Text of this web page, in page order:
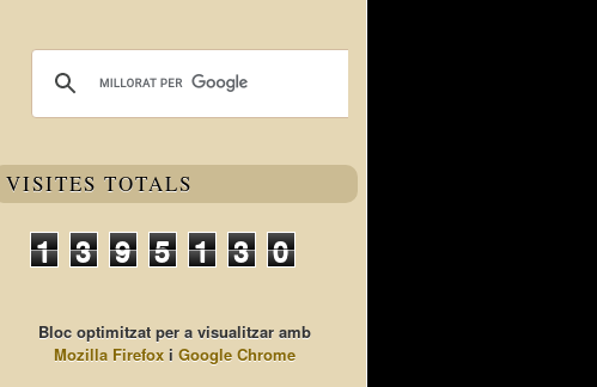
VISITES TOTALS
1 3 9 5 1 3 0
Bloc optimitzat per a visualitzar amb
Mozilla Firefox i Google Chrome